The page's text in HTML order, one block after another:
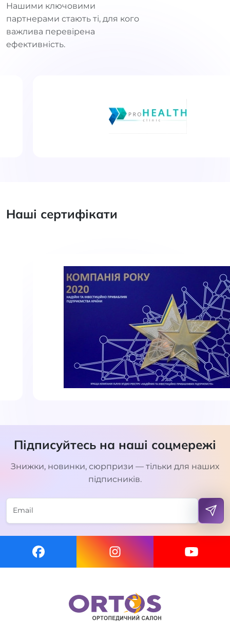
Нашими ключовими
партнерами стають ті, для кого
важлива перевірена
ефективність.
Наші сертифікати
Підписуйтесь на наші соцмережі
Знижки, новинки, сюрпризи — тільки для наших
підписників.